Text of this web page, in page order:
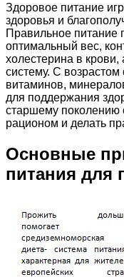
Здоровое питание
здоровья и
Правильное питание
оптимальный вес,
холестерина в
систему. С
витаминов,
для поддержания
старшему поколению
рационом и делать
Основные
питания